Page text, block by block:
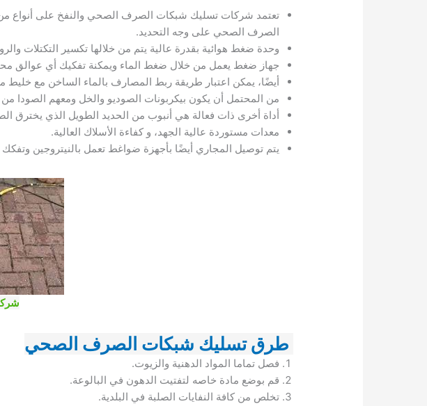
تعتمد شركات تسليك شبكات الصرف الصحي والنفخ على أنواع من
الصرف الصحي على وجه التحديد.
وحدة ضغط هوائية بقدرة عالية يتم من خلالها تكسير التكتلات
جهاز ضغط يعمل من خلال ضغط الماء ويمكنة تفكيك أي عوالق
أيضًا، يمكن اعتبار طريقة ربط المصارف بالماء الساخن مع
من المحتمل أن يكون بيكربونات الصوديو والخل ومعهم الصودا
أداة أخرى ذات فعالة هي أنبوب من الحديد الطويل الذي يخترق
معدات مستوردة عالية الجهد، و كفاءة الأسلاك العالية.
يتم توصيل المجاري أيضًا بأجهزة ضواغط تعمل بالنيتروجين وتفكك
طرق تسليك شبكات الصرف الصحي
فصل تماما المواد الدهنية والزيوت.
قم بوضع مادة خاصه لتفتيت الدهون في البالوعة.
تخلص من كافة النفايات الصلبة في البلدية.